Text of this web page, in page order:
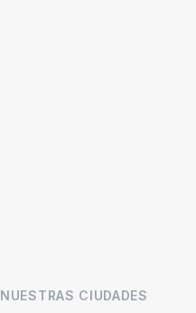
NUESTRAS CIUDADES